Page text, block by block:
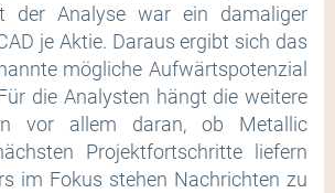
der Analyse war ein damaliger
je Aktie. Daraus ergibt sich das
mögliche Aufwärtspotenzial
die Analysten hängt die weitere
vor allem daran, ob Metallic
Projektfortschritte liefern
im Fokus stehen Nachrichten zu